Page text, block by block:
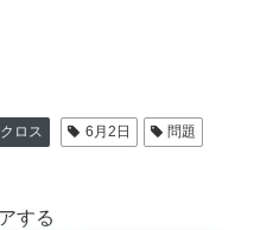
ロス
6月2日
問題
する